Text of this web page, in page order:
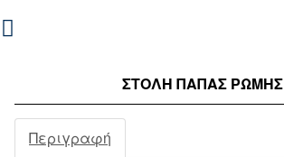
ΣΤΟΛΉ ΠΑΠΑΣ ΡΩΜΗΣ
Περιγραφή